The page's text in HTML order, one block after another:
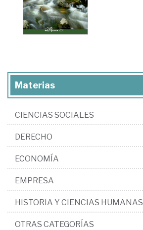
Materias
CIENCIAS SOCIALES
DERECHO
ECONOMÍA
EMPRESA
HISTORIA Y CIENCIAS HUMANAS
OTRAS CATEGORÍAS